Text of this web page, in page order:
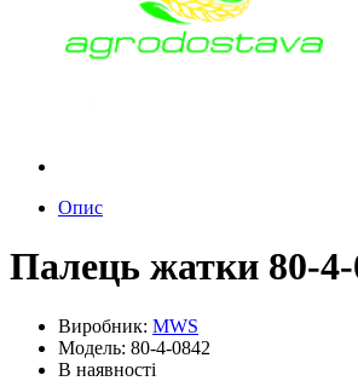
Опис
Палець жатки 80-4-
Виробник: MWS
Модель: 80-4-0842
В наявності